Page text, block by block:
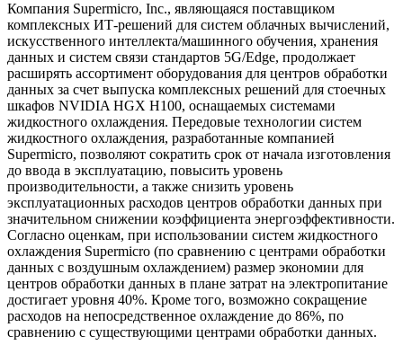
Компания Supermicro, Inc., являющаяся поставщиком
комплексных ИТ-решений для систем облачных вычислений,
искусственного интеллекта/машинного обучения, хранения
данных и систем связи стандартов 5G/Edge, продолжает
расширять ассортимент оборудования для центров обработки
данных за счет выпуска комплексных решений для стоечных
шкафов NVIDIA HGX H100, оснащаемых системами
жидкостного охлаждения. Передовые технологии систем
жидкостного охлаждения, разработанные компанией
Supermicro, позволяют сократить срок от начала изготовления
до ввода в эксплуатацию, повысить уровень
производительности, а также снизить уровень
эксплуатационных расходов центров обработки данных при
значительном снижении коэффициента энергоэффективности.
Согласно оценкам, при использовании систем жидкостного
охлаждения Supermicro (по сравнению с центрами обработки
данных с воздушным охлаждением) размер экономии для
центров обработки данных в плане затрат на электропитание
достигает уровня 40%. Кроме того, возможно сокращение
расходов на непосредственное охлаждение до 86%, по
сравнению с существующими центрами обработки данных.